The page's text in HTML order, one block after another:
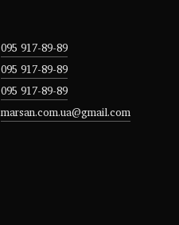
095 917-89-89
095 917-89-89
095 917-89-89
marsan.com.ua@gmail.com